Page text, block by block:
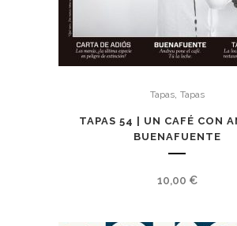
Tapas, Tapas
TAPAS 54 | UN CAFÉ CON
BUENAFUENTE
10,00 €